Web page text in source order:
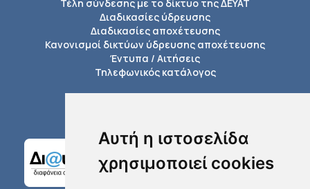
Αυτή η ιστοσελίδα
χρησιμοποιεί cookies
Τέλη σύνδεσης με το δίκτυο της ΔΕΥΑΤ
Διαδικασίες ύδρευσης
Διαδικασίες αποχέτευσης
Κανονισμοί δικτύων ύδρευσης αποχέτευσης
Έντυπα / Αιτήσεις
Τηλεφωνικός κατάλογος